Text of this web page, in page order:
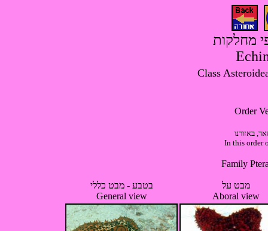
מחלקות
באזורנו
In this order
בטבע - מבט כללי
General view
מבט על
Aboral view